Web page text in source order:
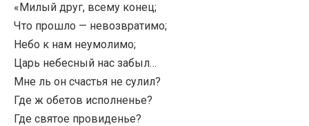
«Милый друг, всему конец;
Что прошло — невозвратимо;
Небо к нам неумолимо;
Царь небесный нас забыл…
Мне ль он счастья не сулил?
Где ж обетов исполненье?
Где святое провиденье?